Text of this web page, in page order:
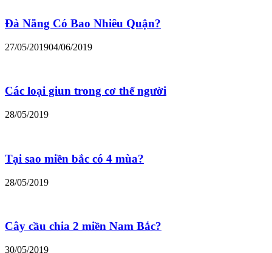
Đà Nẵng Có Bao Nhiêu Quận?
27/05/201904/06/2019
Các loại giun trong cơ thể người
28/05/2019
Tại sao miền bắc có 4 mùa?
28/05/2019
Cây cầu chia 2 miền Nam Bắc?
30/05/2019